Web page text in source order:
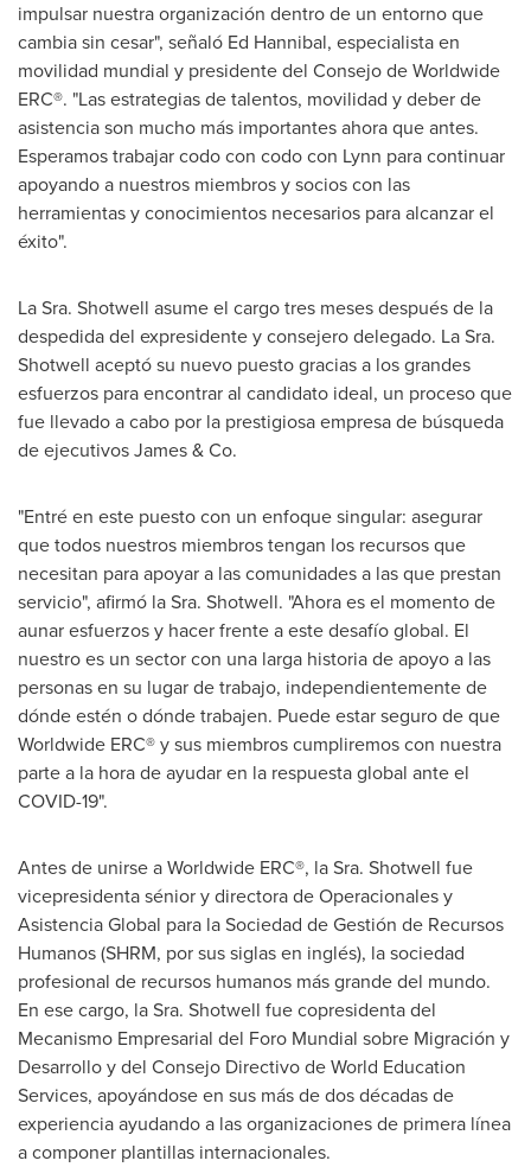
impulsar nuestra organización dentro de un entorno que
cambia sin cesar", señaló Ed Hannibal, especialista en
movilidad mundial y presidente del Consejo de Worldwide
ERC®. "Las estrategias de talentos, movilidad y deber de
asistencia son mucho más importantes ahora que antes.
Esperamos trabajar codo con codo con Lynn para continuar
apoyando a nuestros miembros y socios con las
herramientas y conocimientos necesarios para alcanzar el
éxito".
La Sra. Shotwell asume el cargo tres meses después de la
despedida del expresidente y consejero delegado. La Sra.
Shotwell aceptó su nuevo puesto gracias a los grandes
esfuerzos para encontrar al candidato ideal, un proceso que
fue llevado a cabo por la prestigiosa empresa de búsqueda
de ejecutivos James & Co.
"Entré en este puesto con un enfoque singular: asegurar
que todos nuestros miembros tengan los recursos que
necesitan para apoyar a las comunidades a las que prestan
servicio", afirmó la Sra. Shotwell. "Ahora es el momento de
aunar esfuerzos y hacer frente a este desafío global. El
nuestro es un sector con una larga historia de apoyo a las
personas en su lugar de trabajo, independientemente de
dónde estén o dónde trabajen. Puede estar seguro de que
Worldwide ERC® y sus miembros cumpliremos con nuestra
parte a la hora de ayudar en la respuesta global ante el
COVID-19".
Antes de unirse a Worldwide ERC®, la Sra. Shotwell fue
vicepresidenta sénior y directora de Operacionales y
Asistencia Global para la Sociedad de Gestión de Recursos
Humanos (SHRM, por sus siglas en inglés), la sociedad
profesional de recursos humanos más grande del mundo.
En ese cargo, la Sra. Shotwell fue copresidenta del
Mecanismo Empresarial del Foro Mundial sobre Migración y
Desarrollo y del Consejo Directivo de World Education
Services, apoyándose en sus más de dos décadas de
experiencia ayudando a las organizaciones de primera línea
a componer plantillas internacionales.